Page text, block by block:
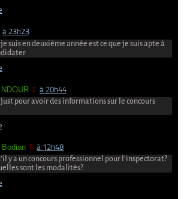
à 23h23
suis en deuxième année est ce que je suis apte à
à 20h44
pour avoir des informations sur le concours
Bodian à 12h48
y a un concours professionnel pour l’inspectorat?
sont les modalités?